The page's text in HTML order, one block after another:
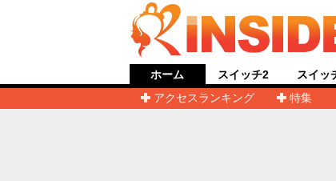
ホーム
アクセスランキング
特集
スイッチ2 スイッ